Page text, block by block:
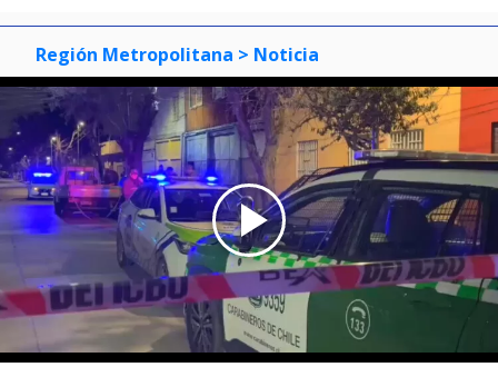
Región Metropolitana > Noticia